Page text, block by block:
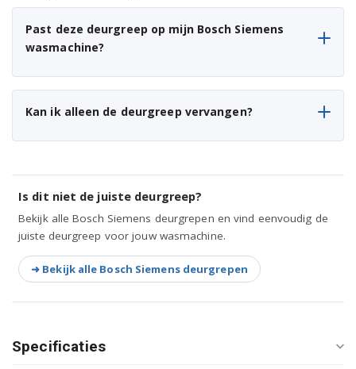
Bosch WAB20262BY/17
Bosch WAB20262BY/22
Bosch WAB20262BY/24
Bosch WAB20262BY/25
Bosch WAB20262ME/20
Bosch WAB20262ME/21
Bosch WAB20262ME/22
Bosch WAB20262TR/17
Past deze deurgreep op mijn Bosch Siemens
wasmachine?
Kan ik alleen de deurgreep vervangen?
Is dit niet de juiste deurgreep?
Bekijk alle Bosch Siemens deurgrepen en vind eenvoudig de
juiste deurgreep voor jouw wasmachine.
➜ Bekijk alle Bosch Siemens deurgrepen
Specificaties